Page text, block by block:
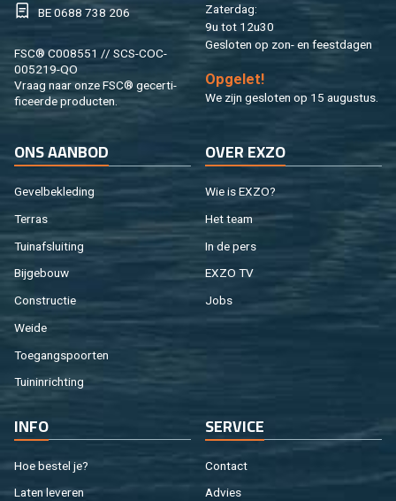
BE 0688 738 206
FSC® C008551 // SCS-COC-
005219-QO
Vraag naar onze FSC® ge­cer­ti­
fi­ceer­de pro­duc­ten.
Za­ter­dag:
9u tot 12u30
Ge­slo­ten op zon- en feest­da­gen
Op­ge­let!
We zijn ge­slo­ten op 15 au­gus­tus.
ONS AAN­BOD
Ge­vel­be­kle­ding
Ter­ras
Tuin­af­slui­ting
Bij­ge­bouw
Con­struc­tie
Weide
Toe­gangs­poor­ten
Tuin­in­rich­ting
OVER EXZO
Wie is EXZO?
Het team
In de pers
EXZO TV
Jobs
INFO
Hoe be­stel je?
Laten le­ve­ren
SER­VI­CE
Con­tact
Ad­vies